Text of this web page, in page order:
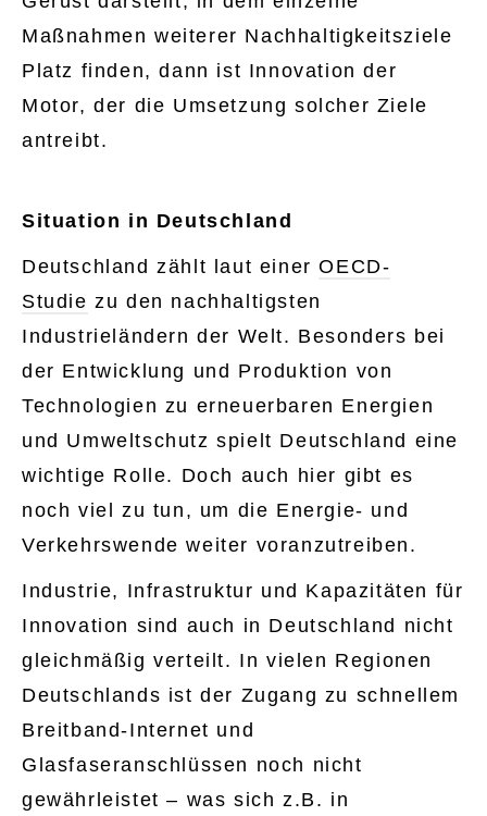
Maßnahmen weiterer Nachhaltigkeitsziele
Platz finden, dann ist Innovation der
Motor, der die Umsetzung solcher Ziele
antreibt.
Situation in Deutschland
Deutschland zählt laut einerOECD-
Studie zu den nachhaltigsten
Industrieländern der Welt. Besonders bei
der Entwicklung und Produktion von
Technologien zu erneuerbaren Energien
und Umweltschutz spielt Deutschland eine
wichtige Rolle. Doch auch hier gibt es
noch viel zu tun, um die Energie- und
Verkehrswende weiter voranzutreiben.
Industrie, Infrastruktur und Kapazitäten für
Innovation sind auch in Deutschland nicht
gleichmäßig verteilt. In vielen Regionen
Deutschlands ist der Zugang zu schnellem
Breitband-Internet und
Glasfaseranschlüssen noch nicht
gewährleistet – was sich z.B. in